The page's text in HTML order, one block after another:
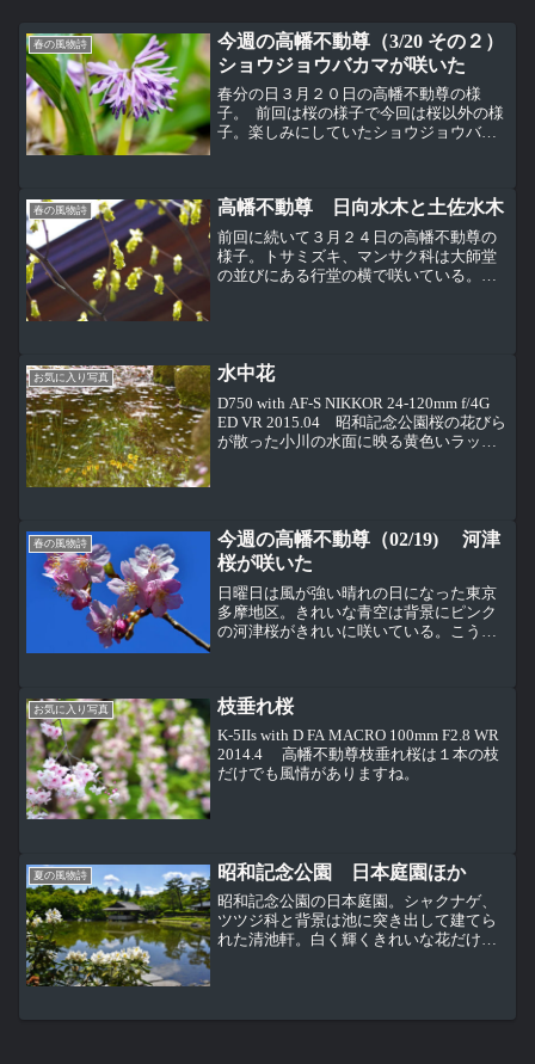
春の風物詩
今週の高幡不動尊（3/20 その２）
ショウジョウバカマが咲いた
春分の日３月２０日の高幡不動尊の様
子。 前回は桜の様子で今回は桜以外の様
子。楽しみにしていたショウジョウバカ
ョウジョウバカマ（猩...
春の風物詩 高幡不動尊 日向水木と土佐水木
前回に続いて３月２４日の高幡不動尊の
様子。トサミズキ、マンサク科は大師堂
の並びにある行堂の横で咲いている。名
お気に入り写真 水中花
D750 with AF-S NIKKOR 24-120mm f/4G
ED VR 2015.04 昭和記念公園桜の花びら
が散った小川の水面に映る黄色いラッパ
春の風物詩
今週の高幡不動尊（02/19) 河津
桜が咲いた
日曜日は風が強い晴れの日になった東京
多摩地区。きれいな青空は背景にピンク
の河津桜がきれいに咲いている。こうや
まだ咲き始めの１～２分咲...
お気に入り写真 枝垂れ桜
K-5IIs with D FA MACRO 100mm F2.8 WR
2014.4 高幡不動尊枝垂れ桜は１本の枝
だけでも風情がありますね。
夏の風物詩 昭和記念公園 日本庭園ほか
昭和記念公園の日本庭園。シャクナゲ、
ツツジ科と背景は池に突き出して建てら
れた清池軒。白く輝くきれいな花だけど
る。橋が新しく架け直された...